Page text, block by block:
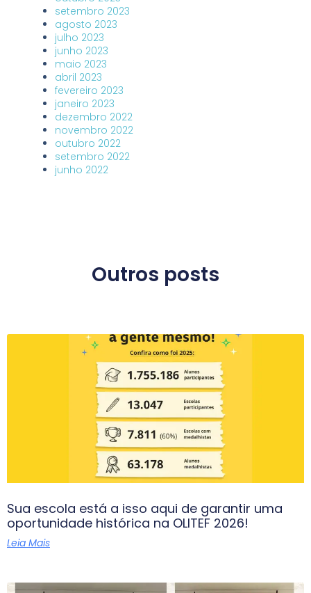
setembro 2023
agosto 2023
julho 2023
junho 2023
maio 2023
abril 2023
fevereiro 2023
janeiro 2023
dezembro 2022
novembro 2022
outubro 2022
setembro 2022
junho 2022
Outros posts
Sua escola está a isso aqui de garantir uma
oportunidade histórica na OLITEF 2026!
Leia Mais